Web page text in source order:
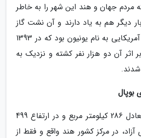
مردم جهان و هند این شهر را به خاطر
دیگر هم به یاد دارند و آن نشت گاز
سمی از کارخانه ای آمریکایی به نام یونیون بود که در 1393
آن دو هزار نفر کشته و نزدیک به
بوپال
بوپال با مساحتی معادل 286 کیلومتر مربع و در ارتفاع 499
در مرکز کشور هند واقع و فقط از